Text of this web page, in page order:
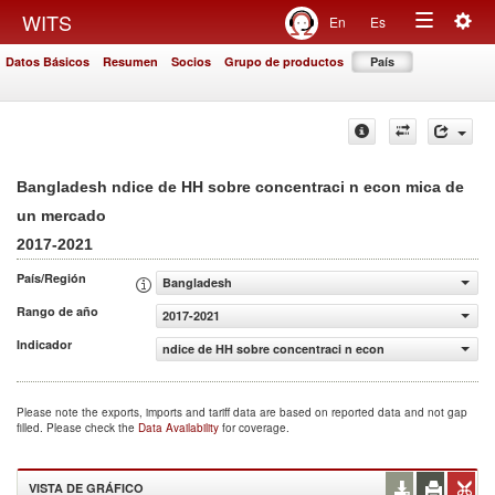
WITS En Es
Toggle
Datos Básicos Resumen Socios Grupo de productos País
Bangladesh ndice de HH sobre concentraci n econ mica de
un mercado
2017-2021
País/Región
Bangladesh
Rango de año
2017-2021
Indicador
ndice de HH sobre concentraci n econ mica de un
Please note the exports, imports and tariff data are based on reported data and not gap
filled. Please check the Data Availability for coverage.
VISTA DE GRÁFICO